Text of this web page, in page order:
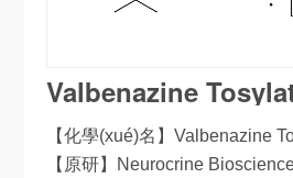
Valbenazine
【化學(xué)名】Valbenazine
【原研】Neurocrine